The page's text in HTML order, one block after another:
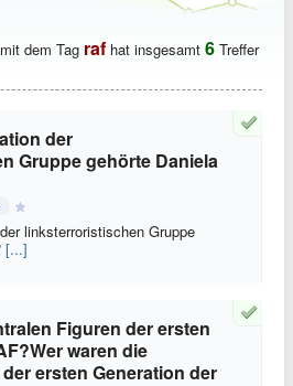
dem Tag raf hat insgesamt 6 Treffer
der
Gruppe gehörte Daniela
linksterroristischen Gruppe
[...]
Figuren der ersten
waren die
ersten Generation der